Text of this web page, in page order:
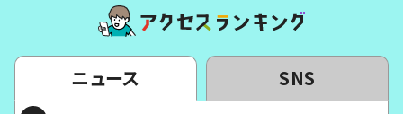
ニュース SNS